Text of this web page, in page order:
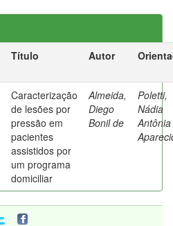
Título Autor
Caracterização
de lesões por
pressão em
pacientes
assistidos por
um programa
domiciliar
Almeida,
Diego
Bonil de
Poletti,
Nádia
Antônia